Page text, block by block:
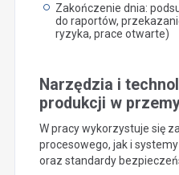
Zakończenie dnia:
do raportów,
ryzyka, prace otwarte)
Narzędzia i
produkcji w
W pracy wykorzystuje się
procesowego, jak i
oraz standardy